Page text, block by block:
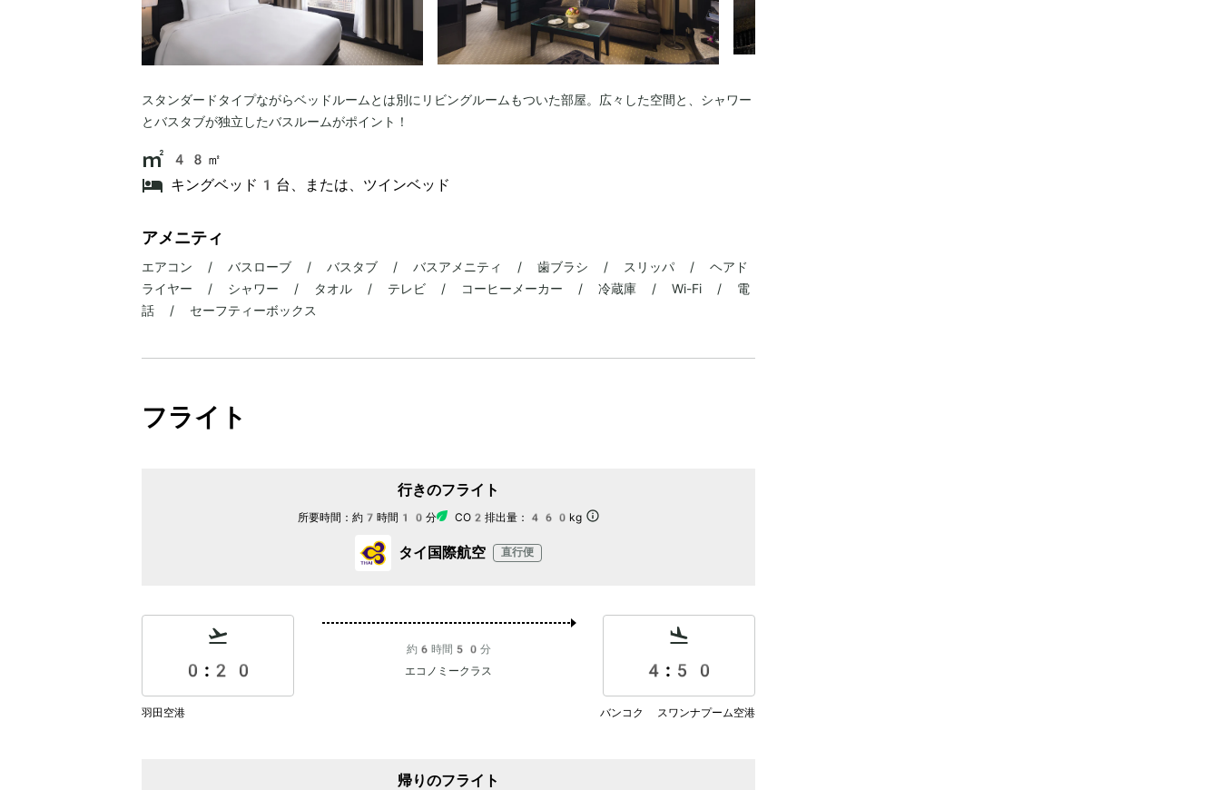
スタンダードタイプながらベッドルームとは別にリビングルームもついた部屋。広々した空間と、シャワー
とバスタブが独立したバスルームがポイント！
48㎡
キングベッド1台、または、ツインベッド
アメニティ
エアコン / バスローブ / バスタブ / バスアメニティ / 歯ブラシ / スリッパ / ヘアド
ライヤー / シャワー / タオル / テレビ / コーヒーメーカー / 冷蔵庫 / Wi-Fi / 電
話 / セーフティーボックス
フライト
行きのフライト
所要時間： 約7時間10分 CO2排出量： 460kg
タイ国際航空 直行便
0:20
約6時間50分
エコノミークラス
4:50
羽田空港 バンコク スワンナプーム空港
帰りのフライト